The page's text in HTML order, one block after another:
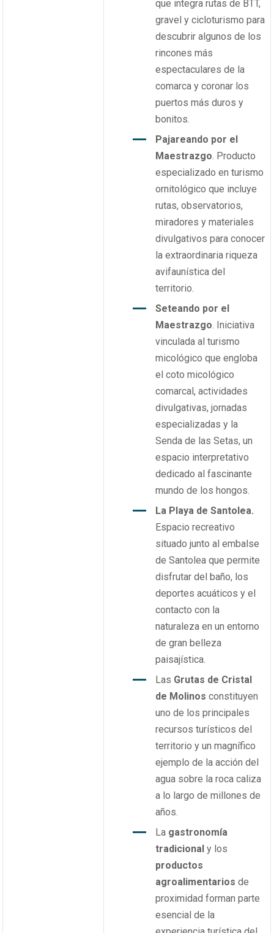
que integra rutas de BTT,
gravel y cicloturismo para
descubrir algunos de los
rincones más
espectaculares de la
comarca y coronar los
puertos más duros y
bonitos.
Pajareando por el
Maestrazgo. Producto
especializado en turismo
ornitológico que incluye
rutas, observatorios,
miradores y materiales
divulgativos para conocer
la extraordinaria riqueza
avifaunística del
territorio.
Seteando por el
Maestrazgo. Iniciativa
vinculada al turismo
micológico que engloba
el coto micológico
comarcal, actividades
divulgativas, jornadas
especializadas y la
Senda de las Setas, un
espacio interpretativo
dedicado al fascinante
mundo de los hongos.
La Playa de Santolea.
Espacio recreativo
situado junto al embalse
de Santolea que permite
disfrutar del baño, los
deportes acuáticos y el
contacto con la
naturaleza en un entorno
de gran belleza
paisajística.
Las Grutas de Cristal
de Molinos constituyen
uno de los principales
recursos turísticos del
territorio y un magnífico
ejemplo de la acción del
agua sobre la roca caliza
a lo largo de millones de
años.
La gastronomía
tradicional y los
productos
agroalimentarios de
proximidad forman parte
esencial de la